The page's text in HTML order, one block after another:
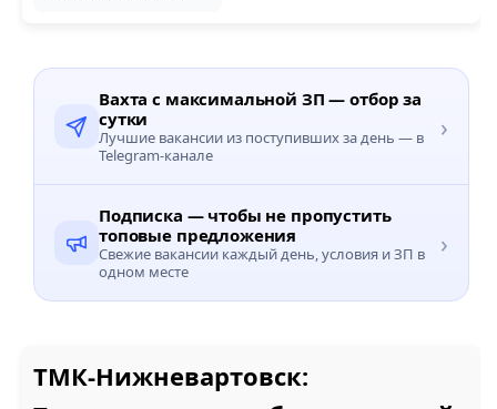
Вахта с максимальной ЗП — отбор за
сутки
Лучшие вакансии из поступивших за день — в
Telegram-канале
›
Подписка — чтобы не пропустить
топовые предложения
Свежие вакансии каждый день, условия и ЗП в
одном месте
›
ТМК-Нижневартовск: